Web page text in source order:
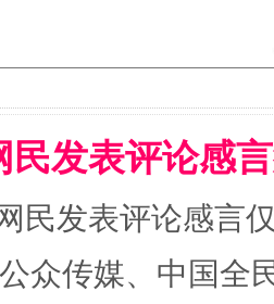
！ 谢
民发表评论感
民发表评论感言
众传媒、中国全